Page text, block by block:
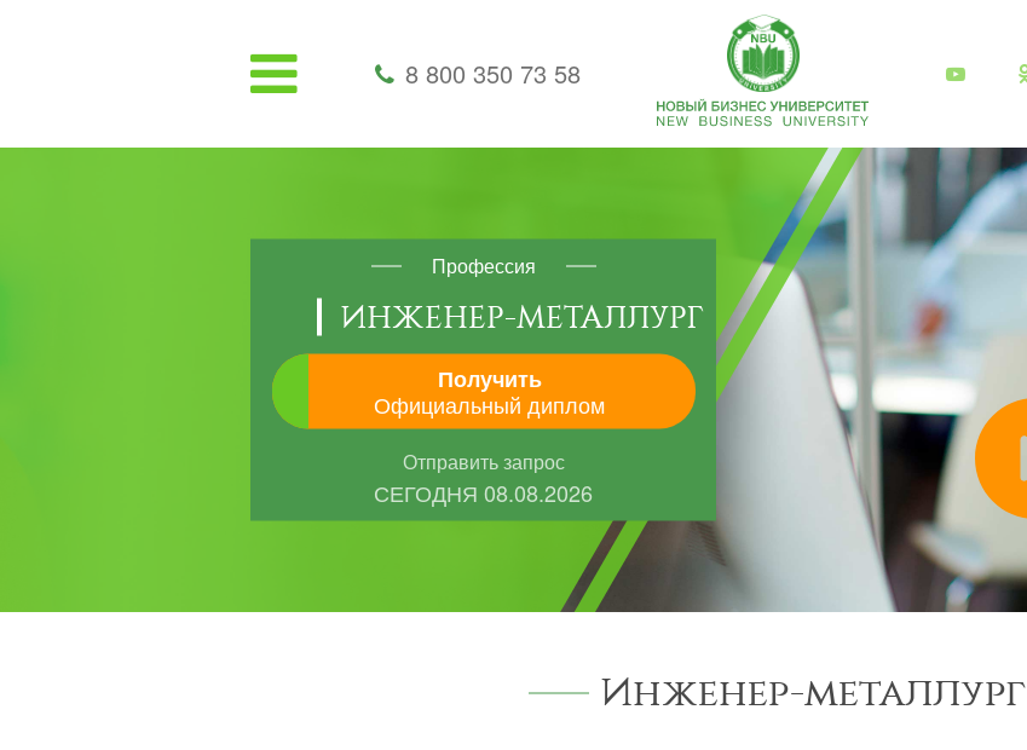
8 800 350 73 58
Профессия
ИНЖЕНЕР-МЕТАЛЛУРГ
Получить
Официальный диплом
Отправить запрос
СЕГОДНЯ 08.08.2026
Инженер-металлург